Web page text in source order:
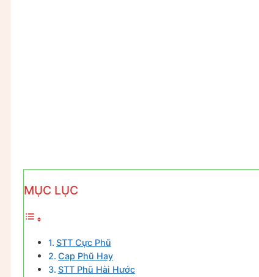
MỤC LỤC
STT Cực Phũ
Cap Phũ Hay
STT Phũ Hài Hước